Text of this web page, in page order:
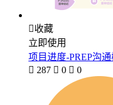
收藏
立即使用
项目进度-PREP沟
 287  0  0